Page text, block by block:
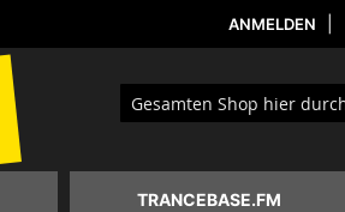
ANMELDEN
Suche
TRANCEBASE.FM